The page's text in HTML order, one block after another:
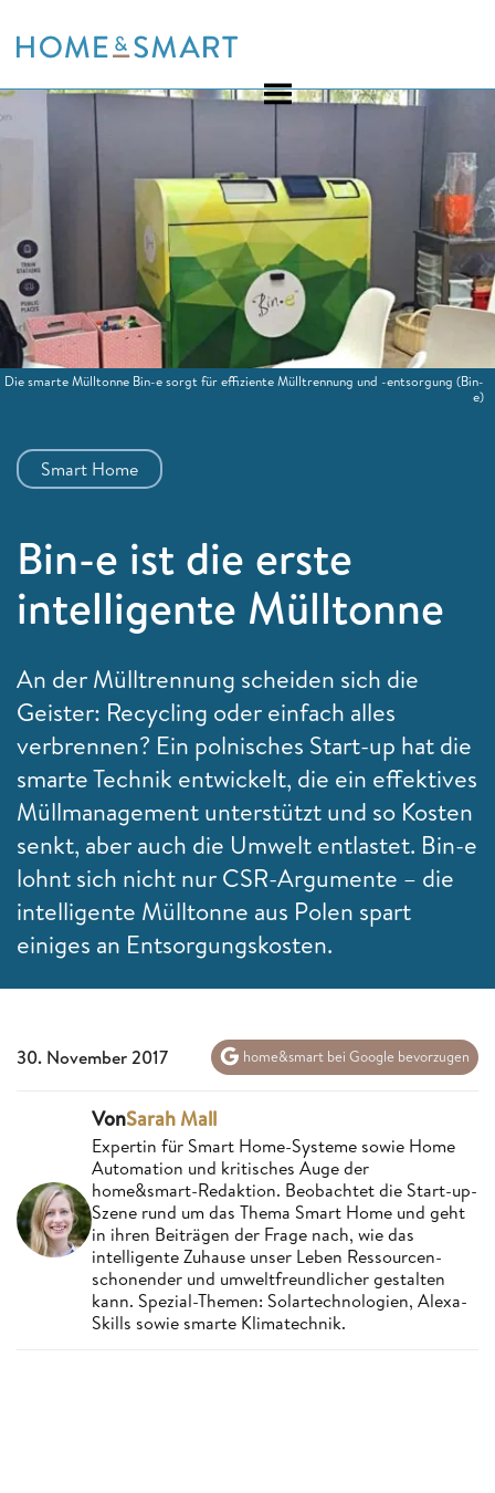
to
Smart Home
Bin-e ist die erste
intelligente Mülltonne
An der Mülltrennung scheiden sich die
Geister: Recycling oder einfach alles
verbrennen? Ein polnisches Start-up hat die
smarte Technik entwickelt, die ein effektives
Müllmanagement unterstützt und so Kosten
senkt, aber auch die Umwelt entlastet. Bin-e
lohnt sich nicht nur CSR-Argumente – die
intelligente Mülltonne aus Polen spart
einiges an Entsorgungskosten.
Die smarte Mülltonne Bin-e sorgt für effiziente Mülltrennung und -entsorgung (Bin-
e)
30. November 2017 home&smart bei Google bevorzugen
VonSarah Mall
Expertin für Smart Home-Systeme sowie Home
Automation und kritisches Auge der
home&smart-Redaktion. Beobachtet die Start-up-
Szene rund um das Thema Smart Home und geht
in ihren Beiträgen der Frage nach, wie das
intelligente Zuhause unser Leben Ressourcen-
schonender und umweltfreundlicher gestalten
kann. Spezial-Themen: Solartechnologien, Alexa-
Skills sowie smarte Klimatechnik.